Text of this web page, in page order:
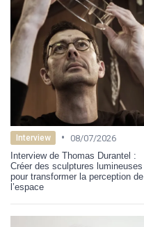
Interview • 08/07/2026
Interview de Thomas Durantel :
Créer des sculptures lumineuses
pour transformer la perception de
l’espace